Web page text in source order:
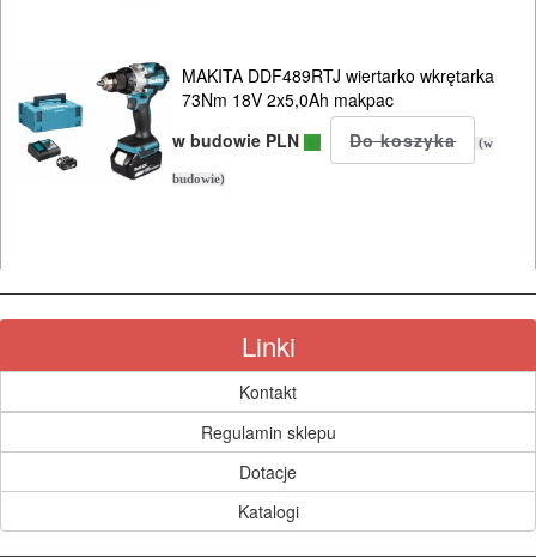
MAKITA DDF489RTJ wiertarko wkrętarka
73Nm 18V 2x5,0Ah makpac
w budowie PLN
(w
budowie)
Linki
Kontakt
Regulamin sklepu
Dotacje
Katalogi